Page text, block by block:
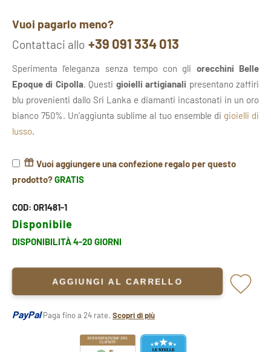
Vuoi pagarlo meno?
Contattaci allo +39 091 334 013
Sperimenta l’eleganza senza tempo con gli orecchini Belle
Epoque di Cipolla. Questi gioielli artigianali presentano zaffiri
blu provenienti dallo Sri Lanka e diamanti incastonati in un oro
bianco 750%. Un’aggiunta sublime al tuo ensemble di gioielli di
lusso.
Vuoi aggiungere una confezione regalo per questo
prodotto?GRATIS
COD: OR1481-1
Disponibile
DISPONIBILITÀ 4-20 GIORNI
AGGIUNGI AL CARRELLO
PayPal Paga fino a 24 rate. Scopri di più